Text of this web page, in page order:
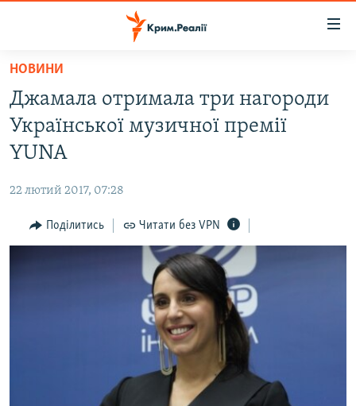
Перейти
основного
матеріалу
Перейти
до
основної
Перейти
до
ВОДА.КРИМ
ВІДЕО ТА ФОТО
БЛОГИ
ПОГЛЯД
СВІДЧЕННЯ ОКУПАЦІЇ
ЯК ОБІЙТИ БЛОКУВАННЯ
НОВИНИ
Джамала отримала три нагороди
Української музичної премії
YUNA
22 лютий 2017, 07:28
Поділитись Читати без VPN